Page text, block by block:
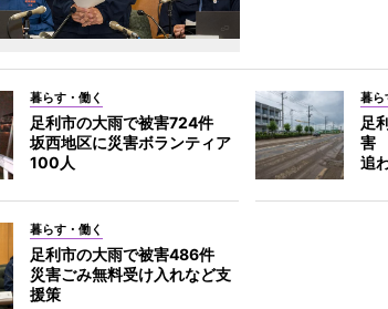
暮らす・働く
足利市の大雨で被害724件
坂西地区に災害ボランティア
100人
暮ら
足
害
追
暮らす・働く
足利市の大雨で被害486件
災害ごみ無料受け入れなど支
援策